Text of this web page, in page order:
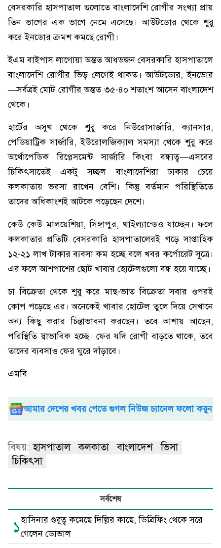
বেসরকারি হাসপাতাল গুলোতে বাংলাদেশি রোগীর সংখ্যা প্রায়
তিন ভাগের এক ভাগে নেমে এসেছে। আউটডোর থেকে শুরু
করে ইনডোর ক্রমশ কমছে রোগী।
ইএম বাইপাস লাগোয়া অন্তত আধডজন বেসরকারি হাসপাতালে
বাংলাদেশি রোগীর ভিড় লেগেই থাকত। আউটডোর, ইনডোর
—সর্বত্রই মোট রোগীর অন্তত ৩৫-৪০ শতাংশ আসেন বাংলাদেশ
থেকে।
হার্টের অসুখ থেকে শুরু করে নিউরোসার্জারি, ক্যানসার,
পেডিয়াট্রিক সার্জারি, ইউরোলজিক্যাল সমস্যা থেকে শুরু করে
অর্থোপেডিক রিপ্লেসমেন্ট সার্জারি কিংবা বন্ধ্যত্ব—এসবের
চিকিৎসাতেই একটু সচ্ছল বাংলাদেশিরা ঢাকার চেয়ে
কলকাতায় ভরসা রাখেন বেশি। কিন্তু বর্তমান পরিস্থিতিতে
তাদের অধিকাংশই আটকে পড়েছেন দেশে।
কেউ কেউ মালয়েশিয়া, সিঙ্গাপুর, থাইল্যান্ডেও যাচ্ছেন। ফলে
কলকাতার প্রতিটি বেসরকারি হাসপাতালেরই গড়ে সাপ্তাহিক
১২-২১ লাখ টাকার ব্যবসা কম হচ্ছে বলে খবর কর্পোরেট সূত্রে।
এর ফলে আশপাশের ছোট খাবার হোটেলগুলো বন্ধ হয়ে যাচ্ছে।
চা বিক্রেতা থেকে শুরু করে মাছ-ভাত বিক্রেতা সবার ওপরই
কোপ পড়েছে এর। অনেকেই খাবার হোটেল তুলে দিয়ে সেখানে
অন্য কিছু করার চিন্তাভাবনা করছেন। তবে আশায় আছেন,
পরিস্থিতি স্বাভাবিক হচ্ছে। ফের যদি রোগী বাড়তে থাকে, তবে
তাদের ব্যবসাও ফের ঘুরে দাঁড়াবে।
এমবি
আমার দেশের খবর পেতে গুগল নিউজ চ্যানেল ফলো করুন
বিষয়: হাসপাতাল কলকাতা বাংলাদেশ
ভিসা
চিকিৎসা
সর্বশেষ
১হাসিনার গুরুত্ব কমেছে দিল্লির কাছে, ডিব্রিফিং থেকে সরে
গেলেন ডোভাল